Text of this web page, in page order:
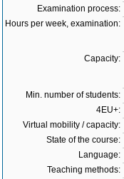
Examination process:
Hours per week, examination:
Capacity:
Min. number of students:
4EU+:
Virtual mobility / capacity:
State of the course:
Language:
Teaching methods: